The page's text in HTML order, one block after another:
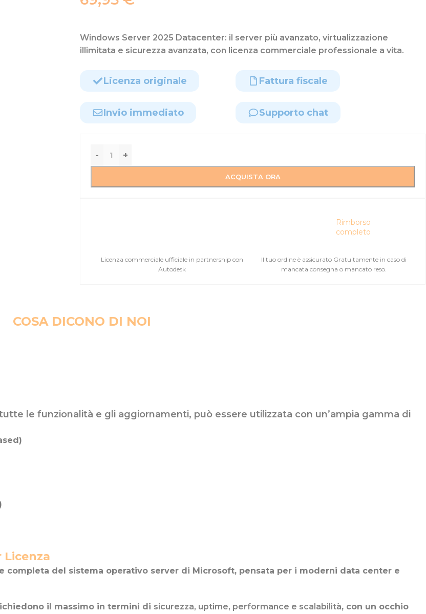
Windows Server 2025 Datacenter: il server più avanzato, virtualizzazione
illimitata e sicurezza avanzata, con licenza commerciale professionale a vita.
Licenza originale Fattura fiscale
Invio immediato Supporto chat
- +
ACQUISTA ORA
Licenza commerciale ufficiale in partnership con
Autodesk
Rimborso
completo
Il tuo ordine è assicurato Gratuitamente in caso di
mancata consegna o mancato reso.
COSA DICONO DI NOI
le funzionalità e gli aggiornamenti, può essere utilizzata con un’ampia gamma di
completa del sistema operativo server di Microsoft, pensata per i moderni data center e
il massimo in termini di sicurezza, uptime, performance e scalabilità, con un occhio